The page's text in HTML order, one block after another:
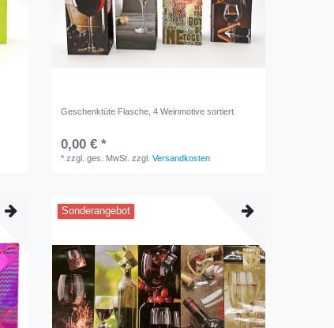
Geschenktüte Flasche, 4 Weinmotive sortiert
0,00 € *
*zzgl. ges. MwSt. zzgl.Versandkosten
Sonderangebot